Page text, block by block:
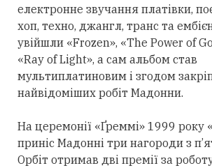
електронне звучання платівки,
хоп, техно, джангл, транс та
увійшли «Frozen», «The Power of
«Ray of Light», а сам альбом став
мультиплатиновим і згодом
найвідоміших робіт Мадонни.
На церемонії «Ґреммі» 1999 року
приніс Мадонні три нагороди з
Орбіт отримав дві премії за